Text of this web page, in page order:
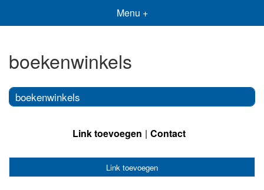
Menu +
boekenwinkels
boekenwinkels
Link toevoegen Contact
Link toevoegen